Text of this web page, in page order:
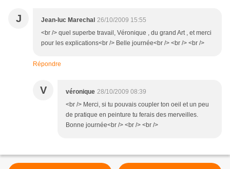
J Jean-luc Marechal 26/10/2009 15:55
<br /> quel superbe travail, Véronique , du grand Art , et merci
pour les explications<br /> Belle journée<br /> <br /> <br />
Répondre
V véronique 28/10/2009 08:39
<br /> Merci, si tu pouvais coupler ton oeil et un peu
de pratique en peinture tu ferais des merveilles.
Bonne journée<br /> <br /> <br />